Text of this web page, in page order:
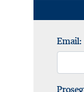
Email: